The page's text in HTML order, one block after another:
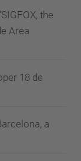
the
Area
18 de
a